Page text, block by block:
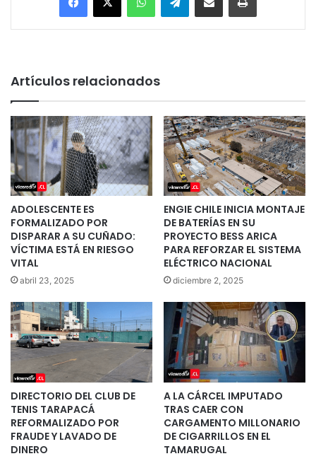
Artículos relacionados
ADOLESCENTE ES
FORMALIZADO POR
DISPARAR A SU CUÑADO:
VÍCTIMA ESTÁ EN RIESGO
VITAL
abril 23, 2025
ENGIE CHILE INICIA MONTAJE
DE BATERÍAS EN SU
PROYECTO BESS ARICA
PARA REFORZAR EL SISTEMA
ELÉCTRICO NACIONAL
diciembre 2, 2025
DIRECTORIO DEL CLUB DE
TENIS TARAPACÁ
REFORMALIZADO POR
FRAUDE Y LAVADO DE
DINERO
A LA CÁRCEL IMPUTADO
TRAS CAER CON
CARGAMENTO MILLONARIO
DE CIGARRILLOS EN EL
TAMARUGAL